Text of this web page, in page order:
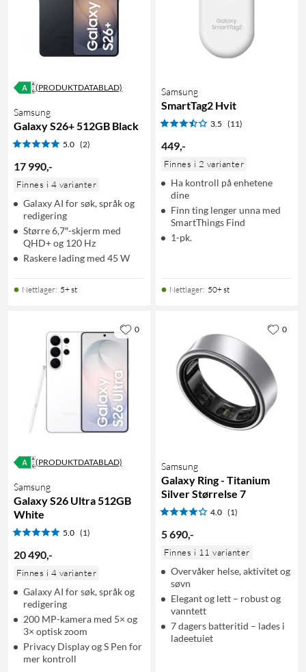
(PRODUKTDATABLAD)
Samsung
Galaxy S26+ 512GB Black
5.0 (2)
17 990,-
Finnes i 4 varianter
Galaxy AI for søk, språk og
redigering
Større 6,7″-skjerm med
QHD+ og 120 Hz
Raskere lading med 45 W
Nettlager: 5+ st
Samsung
SmartTag2 Hvit
3.5 (11)
449,-
Finnes i 2 varianter
Ha kontroll på enhetene
dine
Finn ting lenger unna med
SmartThings Find
1-pk.
Nettlager: 50+ st
(PRODUKTDATABLAD)
Samsung
Galaxy S26 Ultra 512GB
White
5.0 (1)
20 490,-
Finnes i 4 varianter
Galaxy AI for søk, språk og
redigering
200 MP-kamera med 5× og
3× optisk zoom
Privacy Display og S Pen for
mer kontroll
0
Samsung
Galaxy Ring - Titanium
Silver Størrelse 7
4.0 (1)
5 690,-
Finnes i 11 varianter
Overvåker helse, aktivitet og
søvn
Elegant og lett – robust og
vanntett
7 dagers batteritid – lades i
ladeetuiet
0